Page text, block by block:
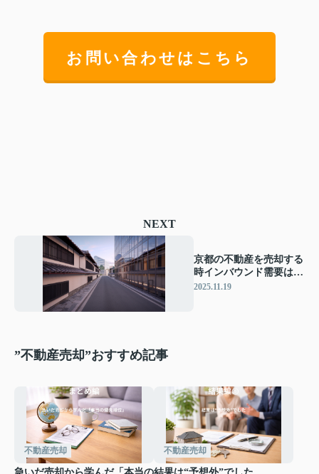
お問い合わせはこちら
NEXT
京都の不動産を売却する
時インバウンド需要は重
要？法人の出口戦略で押
2025.11.19
”不動産売却”おすすめ記事
不動産売却 不動産売却